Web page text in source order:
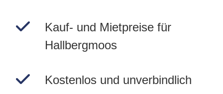
Kauf- und Mietpreise für
Hallbergmoos
Kostenlos und unverbindlich